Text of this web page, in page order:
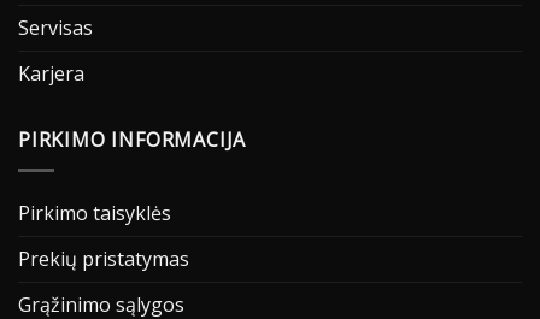
Servisas
Karjera
PIRKIMO INFORMACIJA
Pirkimo taisyklės
Prekių pristatymas
Grąžinimo sąlygos